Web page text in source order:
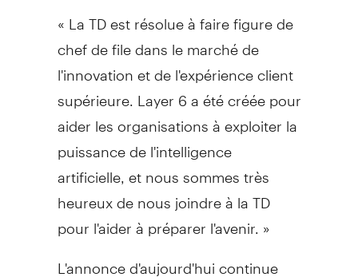
« La TD est résolue à faire figure de
chef de file dans le marché de
l'innovation et de l'expérience client
supérieure. Layer 6 a été créée pour
aider les organisations à exploiter la
puissance de l'intelligence
artificielle, et nous sommes très
heureux de nous joindre à la TD
pour l'aider à préparer l'avenir. »
L'annonce d'aujourd'hui continue